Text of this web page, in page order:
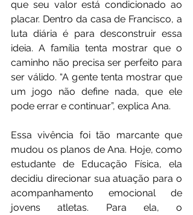
que seu valor está condicionado ao
placar. Dentro da casa de Francisco, a
luta diária é para desconstruir essa
ideia. A família tenta mostrar que o
caminho não precisa ser perfeito para
ser válido. “A gente tenta mostrar que
um jogo não define nada, que ele
pode errar e continuar”, explica Ana.
Essa vivência foi tão marcante que
mudou os planos de Ana. Hoje, como
estudante de Educação Física, ela
decidiu direcionar sua atuação para o
acompanhamento emocional de
jovens atletas. Para ela, o